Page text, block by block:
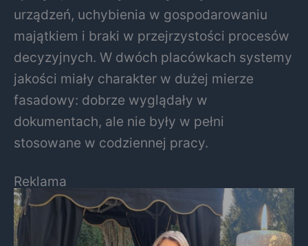
urządzeń, uchybienia w gospodarowaniu
majątkiem i braki w przejrzystości procesów
decyzyjnych. W dwóch placówkach systemy
jakości miały charakter w dużej mierze
fasadowy: dobrze wyglądały w
dokumentach, ale nie były w pełni
stosowane w codziennej pracy.
Reklama